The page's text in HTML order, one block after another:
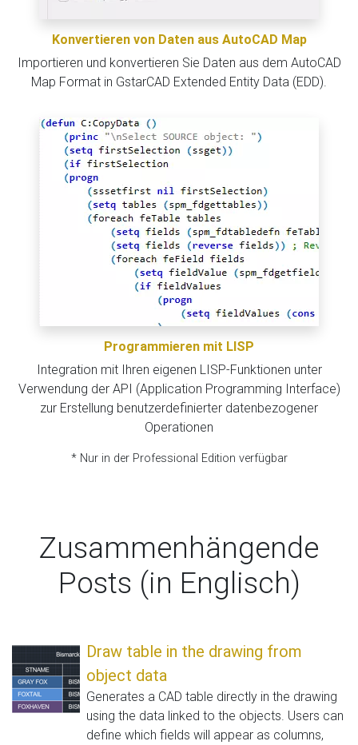
Konvertieren von Daten aus AutoCAD Map
Importieren und konvertieren Sie Daten aus dem AutoCAD
Map Format in GstarCAD Extended Entity Data (EDD).
Programmieren mit LISP
Integration mit Ihren eigenen LISP-Funktionen unter
Verwendung der API (Application Programming Interface)
zur Erstellung benutzerdefinierter datenbezogener
Operationen
* Nur in der Professional Edition verfügbar
Zusammenhängende
Posts (in Englisch)
Draw table in the drawing from
object data
Generates a CAD table directly in the drawing
using the data linked to the objects. Users can
define which fields will appear as columns,